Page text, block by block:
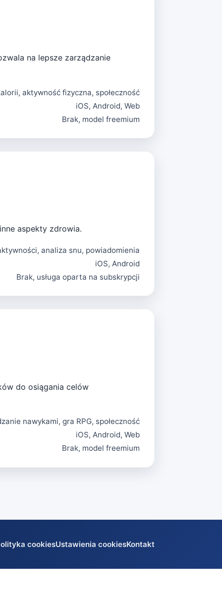
na lepsze zarządzanie
aktywność fizyczna, społeczność
iOS, Android, Web
Brak, model freemium
aspekty zdrowia.
analiza snu, powiadomienia
iOS, Android
Brak, usługa oparta na subskrypcji
do osiągania celów
nawykami, gra RPG, społeczność
iOS, Android, Web
Brak, model freemium
cookiesUstawienia cookiesKontakt